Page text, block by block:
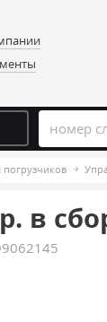
погрузчиков
в